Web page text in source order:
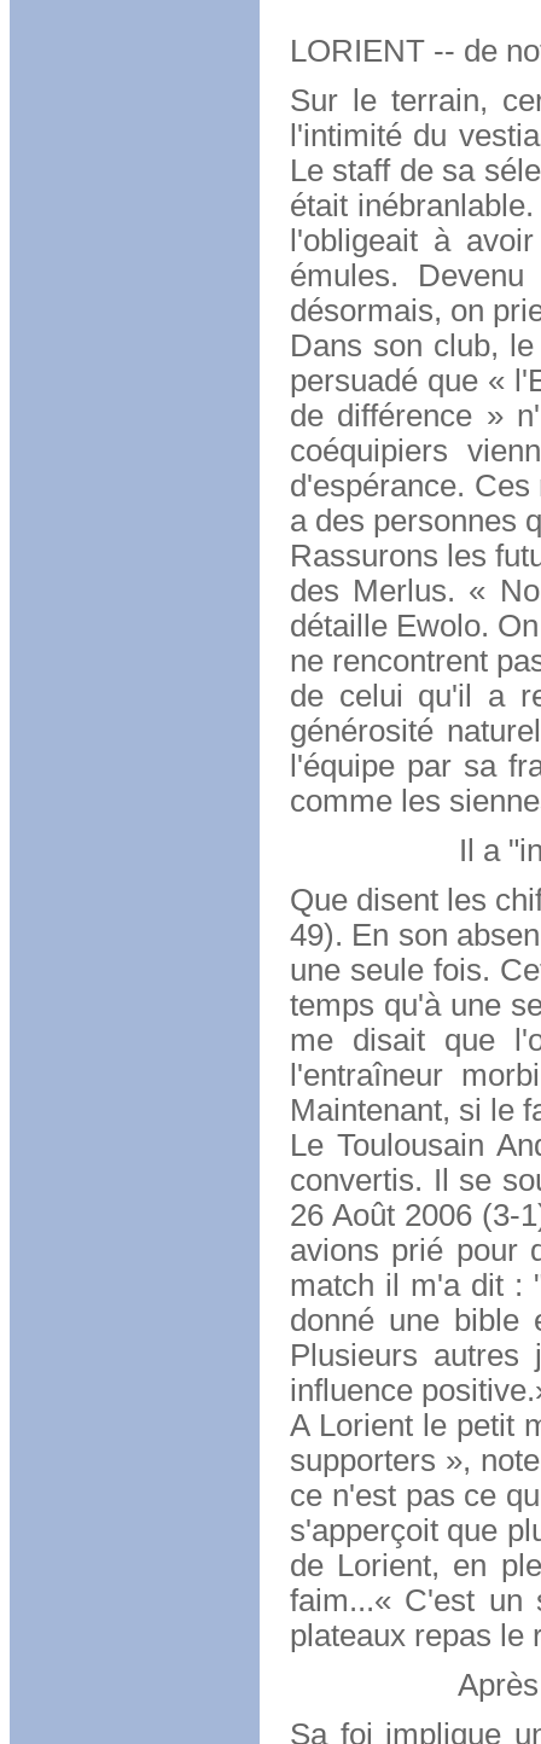
LORIENT -- de
Sur le terrain,
l'intimité du
Le staff de sa
était
l'obligeait à
émules.
désormais, on
Dans son club,
persuadé que «
de différence »
coéquipiers
d'espérance.
a des personnes
Rassurons les
des Merlus. «
détaille Ewolo.
ne rencontrent
de celui qu'il a
générosité
l'équipe par sa
comme les
Il a
Que disent les
49). En son
une seule fois.
temps qu'à une
me disait que
l'entraîneur
Maintenant, si le
Le Toulousain
convertis. Il se
26 Août 2006 (3-
avions prié pour
match il m'a dit :
donné une
Plusieurs
influence
A Lorient le petit
supporters »,
ce n'est pas ce
s'apperçoit que
de Lorient, en
faim...« C'est un
plateaux repas le
Après le
Sa foi implique